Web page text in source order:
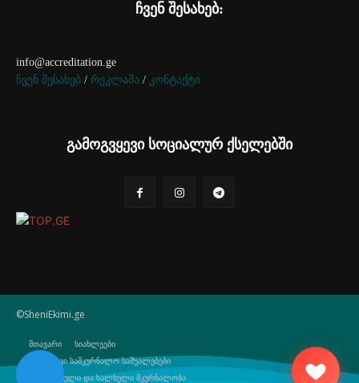
ჩვენ შესახებ:
info@accreditation.ge
ჩვენ შესახებ / რეკლამა / კონტაქტი
გამოგვყევი სოციალურ ქსელებში
©SheniEkimi.ge
მთავარი
სიახლეები
ბუნებრივი სამკურნალო საშუალებები
ტრადიციული და ხალხული მკურნალობა